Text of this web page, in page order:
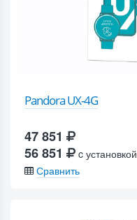
Pandora UX-4G
47 851
56 851
c установкой
Сравнить